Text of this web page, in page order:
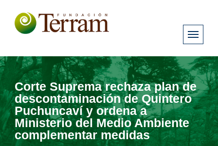
Corte Suprema rechaza plan de
descontaminación de Quintero
Puchuncaví y ordena a
Ministerio del Medio Ambiente
complementar medidas